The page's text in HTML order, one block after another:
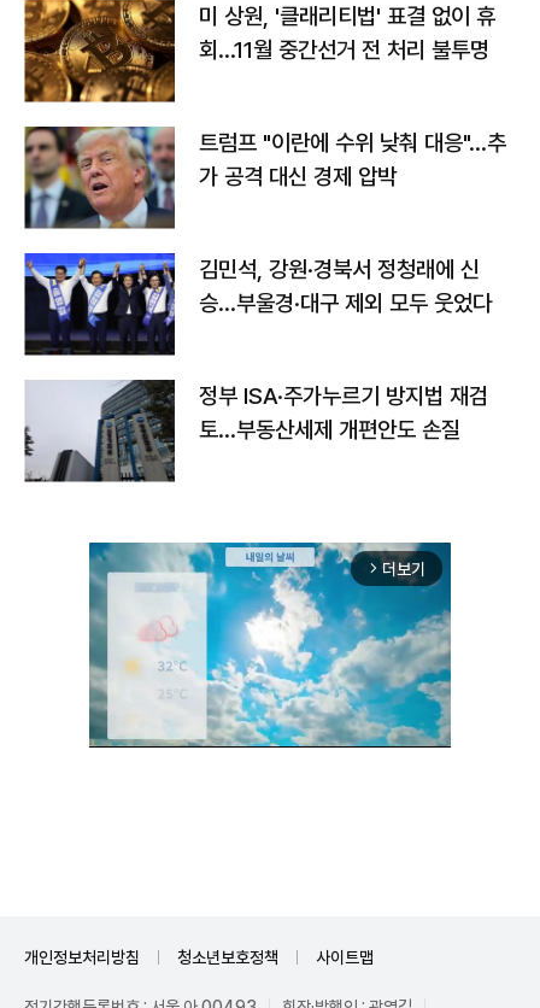
미 상원, '클래리티법' 표결 없이 휴
회…11월 중간선거 전 처리 불투명
트럼프 "이란에 수위 낮춰 대응"…추
가 공격 대신 경제 압박
김민석, 강원·경북서 정청래에 신
승…부울경·대구 제외 모두 웃었다
정부 ISA·주가누르기 방지법 재검
토…부동산세제 개편안도 손질
arrow_forward_ios 더보기
개인정보처리방침 청소년보호정책 사이트맵